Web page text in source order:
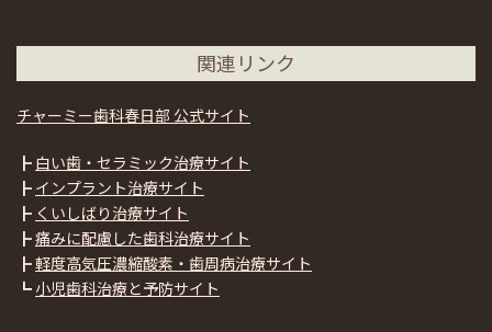
関連リンク
チャーミー歯科春日部 公式サイト
┣ 白い歯・セラミック治療サイト
┣ インプラント治療サイト
┣ くいしばり治療サイト
┣痛みに配慮した歯科治療サイト
┣軽度高気圧濃縮酸素・歯周病治療サイト
┗ 小児歯科治療と予防サイト